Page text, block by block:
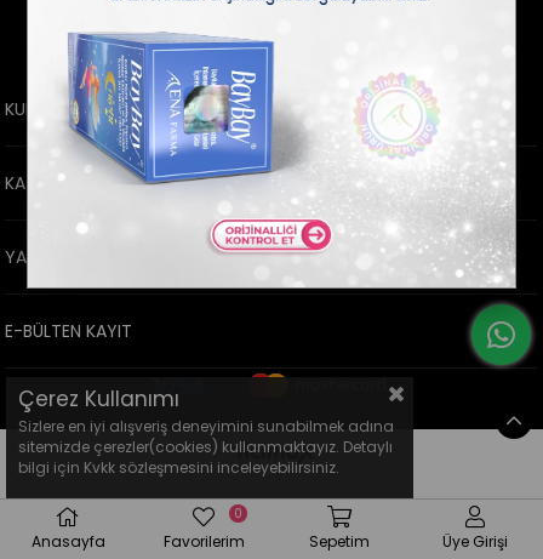
KURUMSAL
KATEGORİLER
YARDIM
E-BÜLTEN KAYIT
Çerez Kullanımı
Sizlere en iyi alışveriş deneyimini sunabilmek adına
sitemizde çerezler(cookies) kullanmaktayız. Detaylı
bilgi için Kvkk sözleşmesini inceleyebilirsiniz.
Anasayfa Favorilerim
0
Sepetim Üye Girişi